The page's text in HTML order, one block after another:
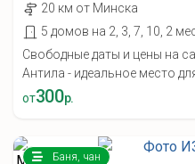
20 км от Минска
5 домов на 2, 3, 7, 10, 2
Свободные даты и цены на
Антила - идеальное место
от300р.
Баня, чан